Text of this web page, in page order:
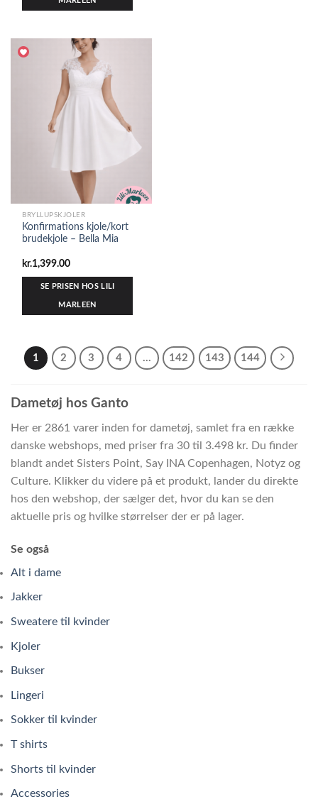
BRYLLUPSKJOLER
Konfirmations kjole/kort
brudekjole – Bella Mia
kr.1,399.00
SE PRISEN HOS LILI
MARLEEN
1 2 3 4 … 142 143 144
Dametøj hos Ganto
Her er 2861 varer inden for dametøj, samlet fra en række
danske webshops, med priser fra 30 til 3.498 kr. Du finder
blandt andet Sisters Point, Say INA Copenhagen, Notyz og
Culture. Klikker du videre på et produkt, lander du direkte
hos den webshop, der sælger det, hvor du kan se den
aktuelle pris og hvilke størrelser der er på lager.
Se også
Alt i dame
Jakker
Sweatere til kvinder
Kjoler
Bukser
Lingeri
Sokker til kvinder
T shirts
Shorts til kvinder
Accessories